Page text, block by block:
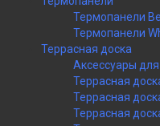
Термопанели
Термопанели
Террасная доска
Аксессуары
Террасная
Террасная
Террасная